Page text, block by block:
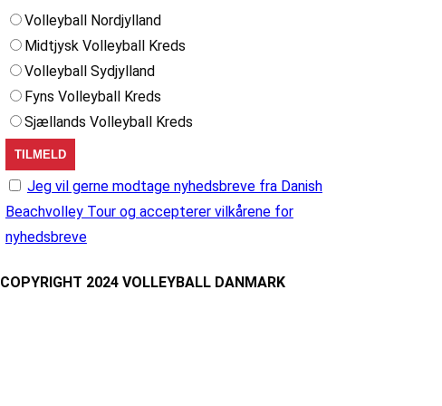
Volleyball Nordjylland
Midtjysk Volleyball Kreds
Volleyball Sydjylland
Fyns Volleyball Kreds
Sjællands Volleyball Kreds
Jeg vil gerne modtage nyhedsbreve fra Danish
Beachvolley Tour og accepterer vilkårene for
nyhedsbreve
COPYRIGHT 2024 VOLLEYBALL DANMARK